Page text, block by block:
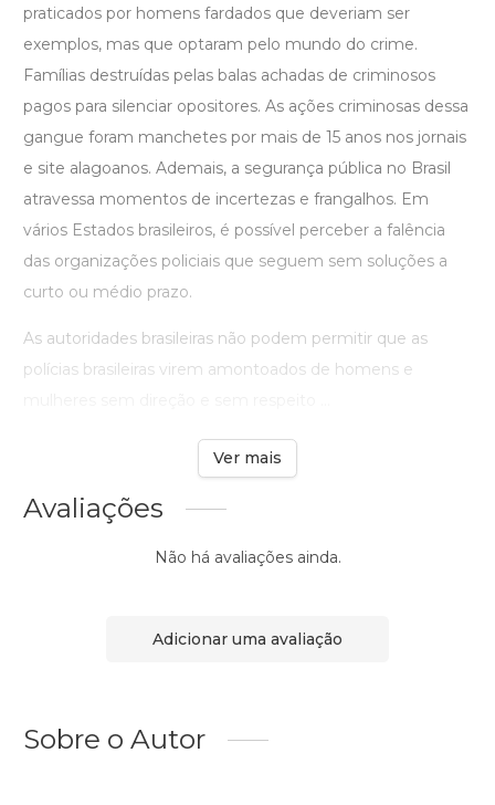
praticados por homens fardados que deveriam ser
exemplos, mas que optaram pelo mundo do crime.
Famílias destruídas pelas balas achadas de criminosos
pagos para silenciar opositores. As ações criminosas dessa
gangue foram manchetes por mais de 15 anos nos jornais
e site alagoanos. Ademais, a segurança pública no Brasil
atravessa momentos de incertezas e frangalhos. Em
vários Estados brasileiros, é possível perceber a falência
das organizações policiais que seguem sem soluções a
curto ou médio prazo.
As autoridades brasileiras não podem permitir que as
polícias brasileiras virem amontoados de homens e
Ver mais
Avaliações
Não há avaliações ainda.
Adicionar uma avaliação
Sobre o Autor